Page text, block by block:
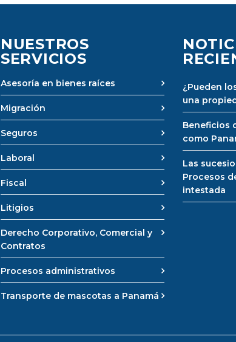
NUESTROS
SERVICIOS
Asesoría en bienes raíces
Migración
Seguros
Laboral
Fiscal
Litigios
Derecho Corporativo, Comercial y
Contratos
Procesos administrativos
Transporte de mascotas a Panamá
¿Pueden
una
Beneficios
como
Las
Procesos
intestada